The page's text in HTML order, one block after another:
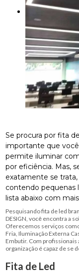
Se procura por fita
importante que
permite iluminar
por eficiência. Mas,
exatamente se
contendo pequenas
lista abaixo com
Pesquisando fita de led
DESIGN, você encontra a
Oferecemos serviços
Fria, Iluminação Externa
Embutir. Com profissionais
organização é capaz de se
Fita de Led